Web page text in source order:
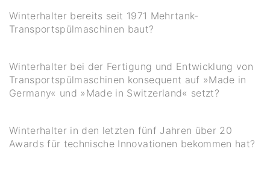
Winterhalter bereits seit 1971 Mehrtank-
Transportspülmaschinen baut?
Winterhalter bei der Fertigung und Entwicklung von
Transportspülmaschinen konsequent auf »Made in
Germany« und »Made in Switzerland« setzt?
Winterhalter in den letzten fünf Jahren über 20
Awards für technische Innovationen bekommen hat?